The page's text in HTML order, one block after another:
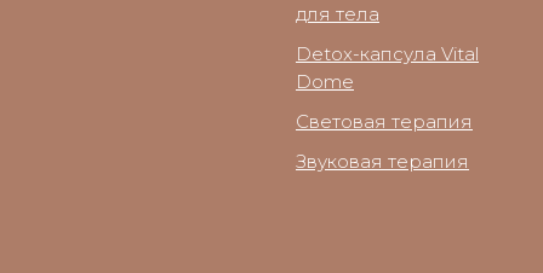
для тела
Detox-капсула Vital
Dome
Световая терапия
Звуковая терапия